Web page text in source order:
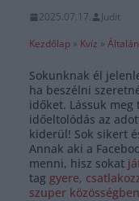
2025.07.17.
Judit
Kezdőlap » Kvíz »
Sokunknak él
ha beszélni
időket. Lássuk
időeltolódás az
kiderül! Sok sikert
Annak aki a
menni, hisz sokat
tag gyere,
szuper